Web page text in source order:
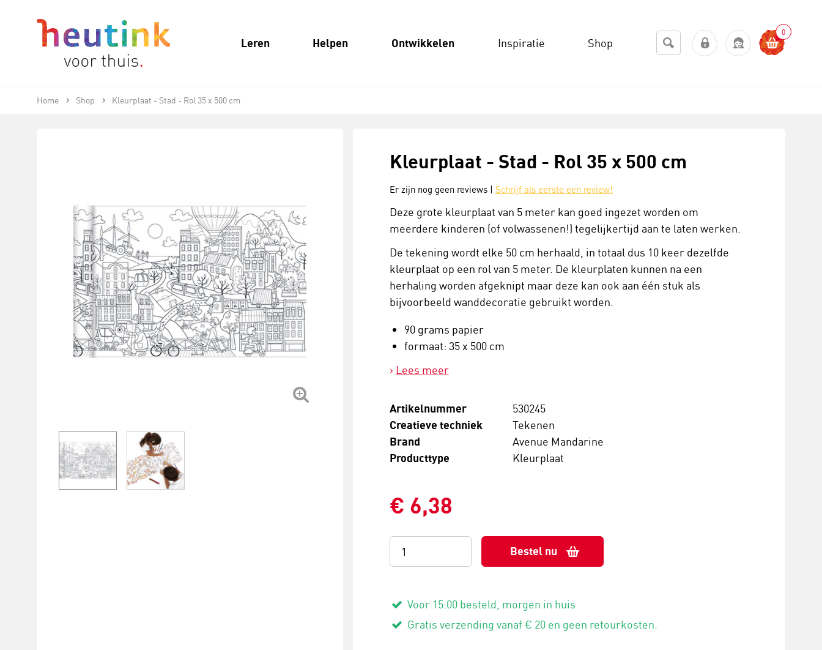
Leren Helpen Ontwikkelen Inspiratie Shop
0
Home Shop Kleurplaat - Stad - Rol 35 x 500 cm
Kleurplaat - Stad - Rol 35 x 500 cm
Er zijn nog geen reviews | Schrijf als eerste een review!
Deze grote kleurplaat van 5 meter kan goed ingezet worden om
meerdere kinderen (of volwassenen!) tegelijkertijd aan te laten werken.
De tekening wordt elke 50 cm herhaald, in totaal dus 10 keer dezelfde
kleurplaat op een rol van 5 meter. De kleurplaten kunnen na een
herhaling worden afgeknipt maar deze kan ook aan één stuk als
bijvoorbeeld wanddecoratie gebruikt worden.
90 grams papier
formaat: 35 x 500 cm
Lees meer
Artikelnummer 530245
Creatieve techniek Tekenen
Brand Avenue Mandarine
Producttype Kleurplaat
€ 6,38
Bestel nu
Voor 15:00 besteld, morgen in huis
Gratis verzending vanaf € 20 en geen retourkosten.